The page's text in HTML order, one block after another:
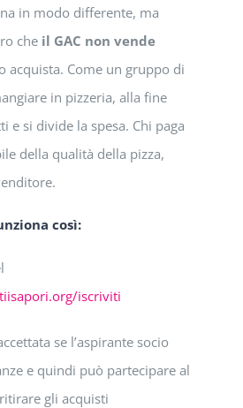
in modo differente, ma
che il GAC non vende
acquista. Come un gruppo di
in pizzeria, alla fine
e si divide la spesa. Chi paga
della qualità della pizza,
così:
iscriviti
se l’aspirante socio
e quindi può partecipare al
gli acquisti